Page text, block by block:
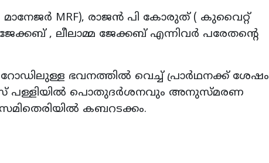
MRF), രാജൻ പി കോരുത് ( കുവൈറ്റ്‌
, ലീലാമ്മ ജേക്കബ് എന്നിവർ പരേതന്റെ
റോഡിലുള്ള ഭവനത്തിൽ വെച്ച് പ്രാർഥനക്ക് ശേഷം
പള്ളിയിൽ പൊതുദർശനവും അനുസ്മരണ
കബറടക്കം.